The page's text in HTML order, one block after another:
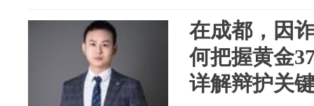
在成都，因
何把握黄金
详解辩护关